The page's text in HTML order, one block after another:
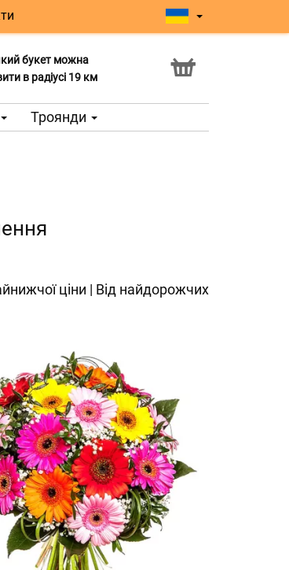
букет можна
в радіусі 19 км
Click & Collect
Троянди
ціни | Від найдорожчих